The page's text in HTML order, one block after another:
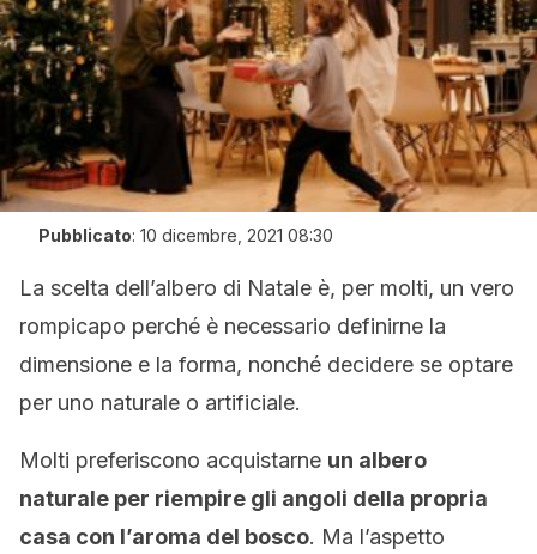
Pubblicato: 10 dicembre, 2021 08:30
La scelta dell’albero di Natale è, per molti, un vero
rompicapo perché è necessario definirne la
dimensione e la forma, nonché decidere se optare
per uno naturale o artificiale.
Molti preferiscono acquistarne un albero
naturale per riempire gli angoli della propria
casa con l’aroma del bosco. Ma l’aspetto